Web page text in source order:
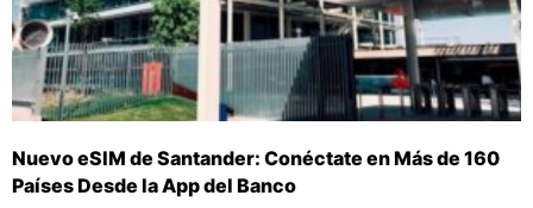
Nuevo eSIM de Santander: Conéctate en Más de 160
Países Desde la App del Banco